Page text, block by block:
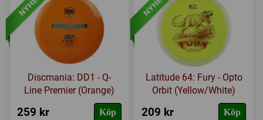
Discmania: DD1 - Q-
Line Premier (Orange)
259 kr Köp
Latitude 64: Fury - Opto
Orbit (Yellow/White)
209 kr Köp